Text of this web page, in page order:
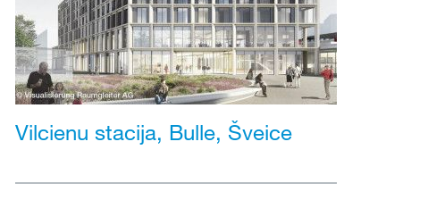
Vilcienu stacija, Bulle, Šveice